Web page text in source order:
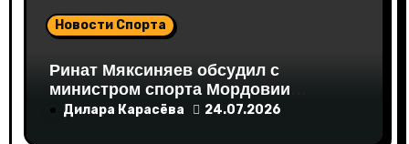
я
м
Новости Спорта
Ринат Мяксиняев обсудил с
министром спорта Мордовии
развитие спортивной
Дилара Карасёва 24.07.2026